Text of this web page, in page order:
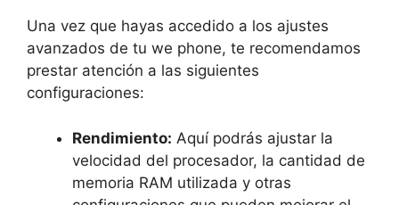
Una vez que hayas accedido a los ajustes
avanzados de tu we phone, te recomendamos
prestar atención a las siguientes
configuraciones:
Rendimiento: Aquí podrás ajustar la
velocidad del procesador, la cantidad de
memoria RAM utilizada y otras